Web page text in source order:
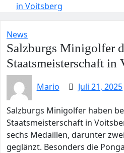
in Voitsberg
News
Salzburgs Minigolfer
Staatsmeisterschaft in
Mario Juli 21, 2025
Salzburgs Minigolfer haben
Staatsmeisterschaft in
sechs Medaillen, darunter
geglänzt. Besonders die